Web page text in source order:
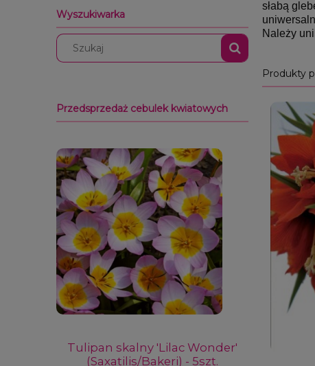
Wyszukiwarka
Przedsprzedaż cebulek kwiatowych
Tulipan skalny 'Lilac Wonder'
(Saxatilis/Bakeri) - 5szt.
Należy
Produkty